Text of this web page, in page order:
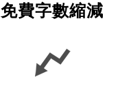
免費字數縮減